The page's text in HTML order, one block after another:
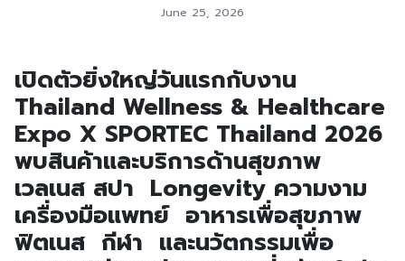
June 25, 2026
เปิดตัวยิ่งใหญ่วันแรกกับงาน
Thailand Wellness & Healthcare
Expo X SPORTEC Thailand 2026
พบสินค้าและบริการด้านสุขภาพ
เวลเนส สปา Longevity ความงาม
เครื่องมือแพทย์ อาหารเพื่อสุขภาพ
ฟิตเนส กีฬา และนวัตกรรมเพื่อ